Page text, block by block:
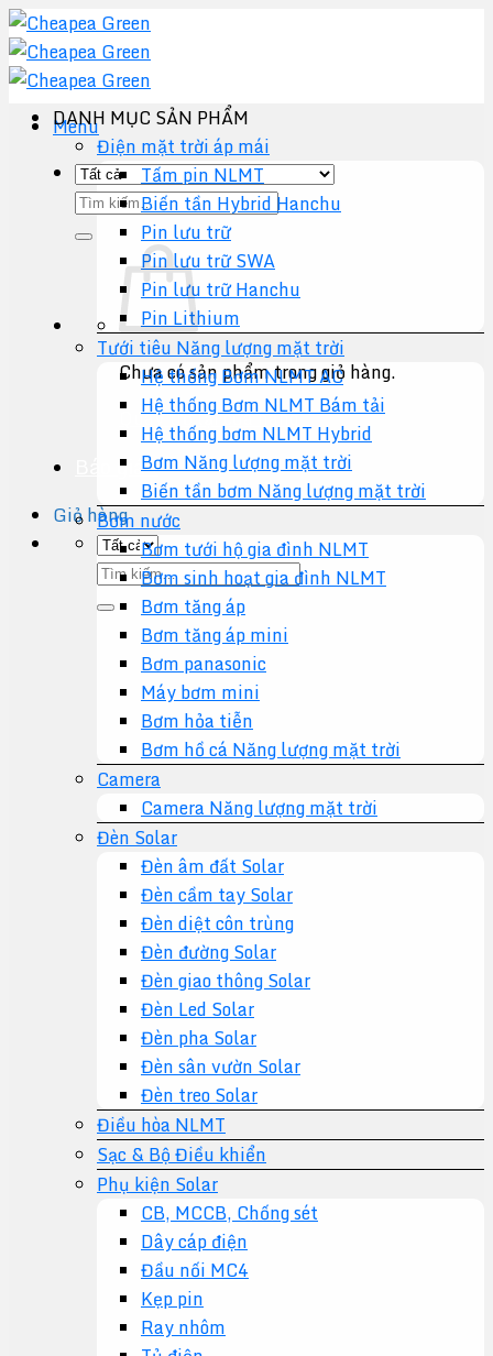
Chuyển
đến
nội
dung
Menu
Tìm
kiếm:
Chưa có sản phẩm trong giỏ hàng.
Quay trở lại cửa hàng
Báo giá +
Giỏ hàng
Tìm
kiếm:
DANH MỤC SẢN PHẨM
Điện mặt trời áp mái
Tấm pin NLMT
Biến tần Hybrid Hanchu
Pin lưu trữ
Pin lưu trữ SWA
Pin lưu trữ Hanchu
Pin Lithium
Tưới tiêu Năng lượng mặt trời
Hệ thống Bơm NLMT AC
Hệ thống Bơm NLMT Bám tải
Hệ thống bơm NLMT Hybrid
Bơm Năng lượng mặt trời
Biến tần bơm Năng lượng mặt trời
Bơm nước
Bơm tưới hộ gia đình NLMT
Bơm sinh hoạt gia đình NLMT
Bơm tăng áp
Bơm tăng áp mini
Bơm panasonic
Máy bơm mini
Bơm hỏa tiễn
Bơm hồ cá Năng lượng mặt trời
Camera
Camera Năng lượng mặt trời
Đèn Solar
Đèn âm đất Solar
Đèn cầm tay Solar
Đèn diệt côn trùng
Đèn đường Solar
Đèn giao thông Solar
Đèn Led Solar
Đèn pha Solar
Đèn sân vườn Solar
Đèn treo Solar
Điều hòa NLMT
Sạc & Bộ Điều khiển
Phụ kiện Solar
CB, MCCB, Chống sét
Dây cáp điện
Đầu nối MC4
Kẹp pin
Ray nhôm